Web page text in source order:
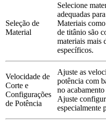
Seleção de
Material
Selecione
adequadas
Materiais
de titânio são
materiais mais
específicos.
Velocidade de
Corte e
Configurações
de Potência
Ajuste as
potência com
no
Ajuste
especialmente